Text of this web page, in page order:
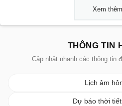
Xem thêm
THÔNG TIN
Cập nhật nhanh các thông tin
Lịch âm
Dự báo thời